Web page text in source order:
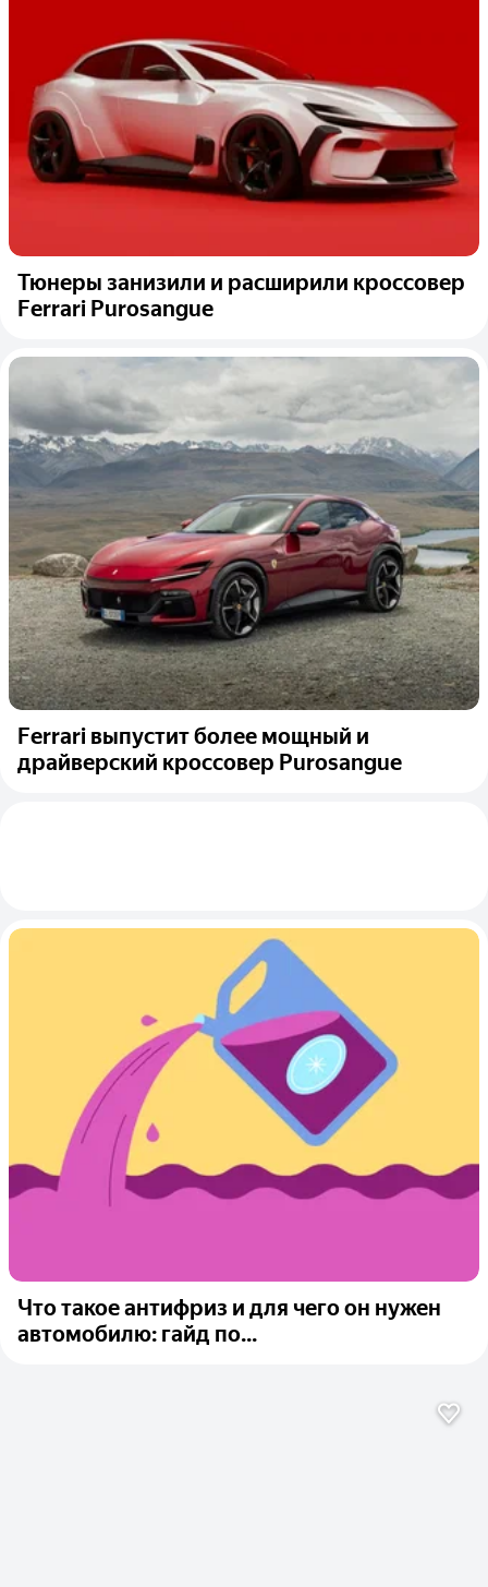
Тюнеры занизили и расширили кроссовер
Ferrari Purosangue
Ferrari выпустит более мощный и
драйверский кроссовер Purosangue
Что такое антифриз и для чего он нужен
автомобилю: гайд по...